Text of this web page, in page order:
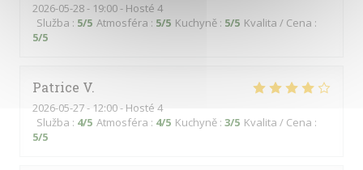
2026-05-28- 19:00 - Hosté 4
Služba : 5/5 Atmosféra : 5/5 Kuchyně : 5/5 Kvalita / Cena :
5/5
Patrice V
2026-05-27- 12:00 - Hosté 4
Služba : 4/5 Atmosféra : 4/5 Kuchyně : 3/5 Kvalita / Cena :
5/5